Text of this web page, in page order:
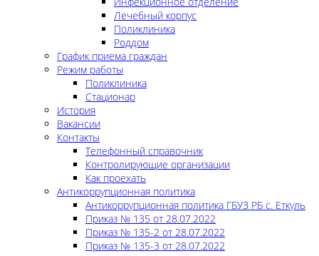
Лечебный корпус
Поликлиника
Роддом
График приема граждан
Режим работы
Поликлиника
Стационар
История
Вакансии
Контакты
Телефонный справочник
Контролирующие организации
Как проехать
Антикоррупционная политика
Антикоррупционная политика ГБУЗ РБ с. Еткуль
Приказ № 135 от 28.07.2022
Приказ № 135-2 от 28.07.2022
Приказ № 135-3 от 28.07.2022